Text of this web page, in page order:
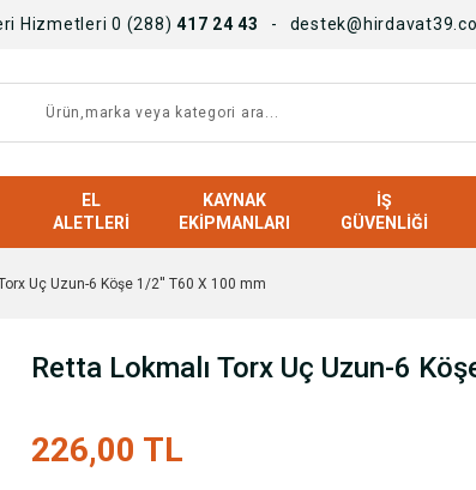
Hizmetleri 0 (288) 417 24 43
EL
ALETLERI
KAYNAK
EKIPMANLARI
İŞ
GÜVENLIĞI
Uç Uzun-6 Köşe 1/2'' T60 X 100 mm
Retta Lokmalı Torx Uç Uzun-6
226,00 TL